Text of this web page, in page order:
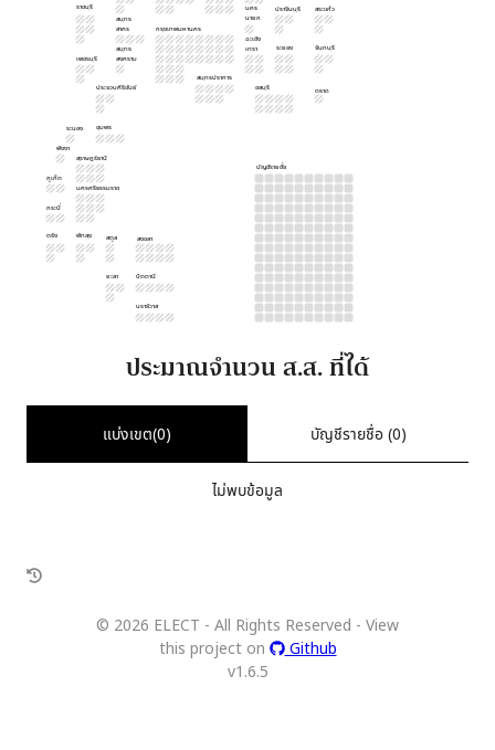
กรุงเทพมหานคร
ฉะเชิง
เทรา
ชลบุรี
ระยอง จันทบุรี
สระแก้ว
ปราจีนบุรี
ตราด
สมุทร
สาคร
สมุทร
สงคราม
ราชบุรี
เพชรบุรี
ประจวบคีรีขันธ์
ชุมพร
สุราษฎร์ธานี
นครศรีธรรมราช
พัทลุง สงขลา
ปัตตานี
ยะลา
สตูล
ตรัง
กระบี่
พังงา
ภูเก็ต
ระนอง
นราธิวาส
นคร
นายก
สมุทรปราการ
บัญชีรายชื่อ
ประมาณจำนวน ส.ส. ที่ได้
แบ่งเขต(0) บัญชีรายชื่อ (0)
ไม่พบข้อมูล
© 2026 ELECT - All Rights Reserved - View
this project on
Github
v1.6.5